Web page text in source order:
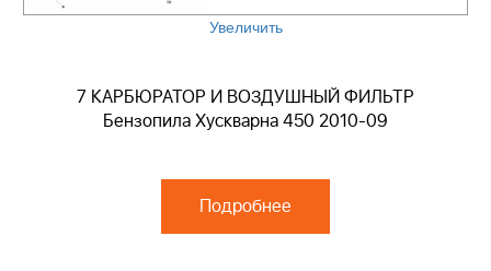
Увеличить
7 КАРБЮРАТОР И ВОЗДУШНЫЙ ФИЛЬТР
Бензопила Хускварна 450 2010-09
Подробнее